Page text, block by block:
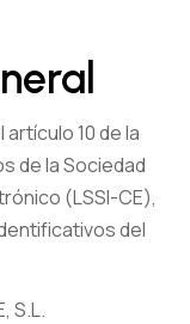
10 de la
de la Sociedad
(LSSI-CE),
del
S.L.